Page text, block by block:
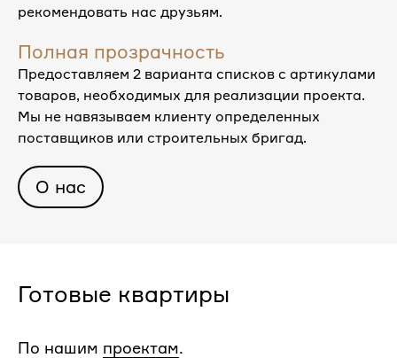
рекомендовать нас друзьям.
Полная прозрачность
Предоставляем 2 варианта списков с артикулами
товаров, необходимых для реализации проекта.
Мы не навязываем клиенту определенных
поставщиков или строительных бригад.
О нас
Готовые квартиры
По нашим проектам.